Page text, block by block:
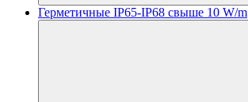
Герметичные IP65-IP68 свыше 10 W/m